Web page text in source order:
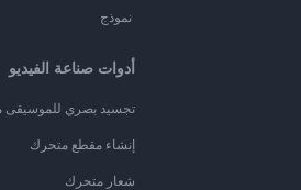
نموذج
أدوات صناعة الفيديو
تجسيد بصري للموسيقى
إنشاء مقطع متحرك
شعار متحرك